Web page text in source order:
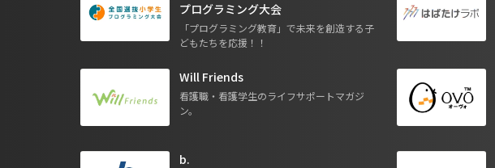
プログラミング大会
「プログラミング教育」で未来を創造する子
どもたちを応援！！
Will Friends
看護職・看護学生のライフサポートマガジ
ン。
b.